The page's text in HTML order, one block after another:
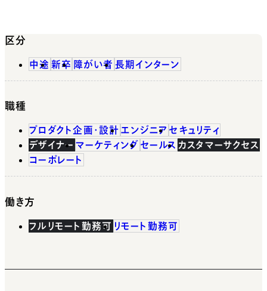
区分
中途 新卒 障がい者 長期インターン
職種
プロダクト企画・設計 エンジニア セキュリティ
デザイナー マーケティング セールス カスタマーサクセス
コーポレート
働き方
フルリモート勤務可 リモート勤務可